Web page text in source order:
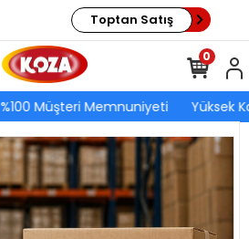
%100 Müşteri Memnuniyeti Yüksek
Toptan Satış
0